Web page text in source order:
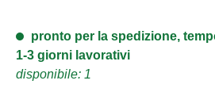
pronto per la spedizione,
1-3 giorni lavorativi
disponibile: 1